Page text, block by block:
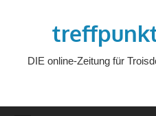
DIE online-Zeitung für